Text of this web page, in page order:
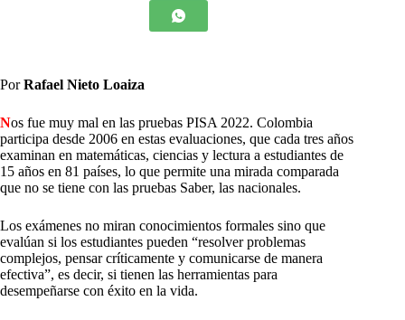
PorRafael Nieto Loaiza
Nos fue muy mal en las pruebas PISA 2022. Colombia
participa desde 2006 en estas evaluaciones, que cada tres años
examinan en matemáticas, ciencias y lectura a estudiantes de
15 años en 81 países, lo que permite una mirada comparada
que no se tiene con las pruebas Saber, las nacionales.
Los exámenes no miran conocimientos formales sino que
evalúan si los estudiantes pueden “resolver problemas
complejos, pensar críticamente y comunicarse de manera
efectiva”, es decir, si tienen las herramientas para
desempeñarse con éxito en la vida.